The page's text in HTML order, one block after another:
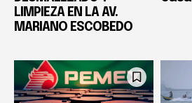
LIMPIEZA EN LA AV.
MARIANO ESCOBEDO